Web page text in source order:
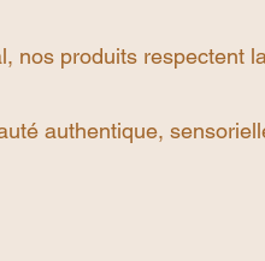
nos produits respectent
authentique,